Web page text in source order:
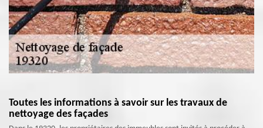
Toutes les informations à savoir sur les travaux de
nettoyage des façades